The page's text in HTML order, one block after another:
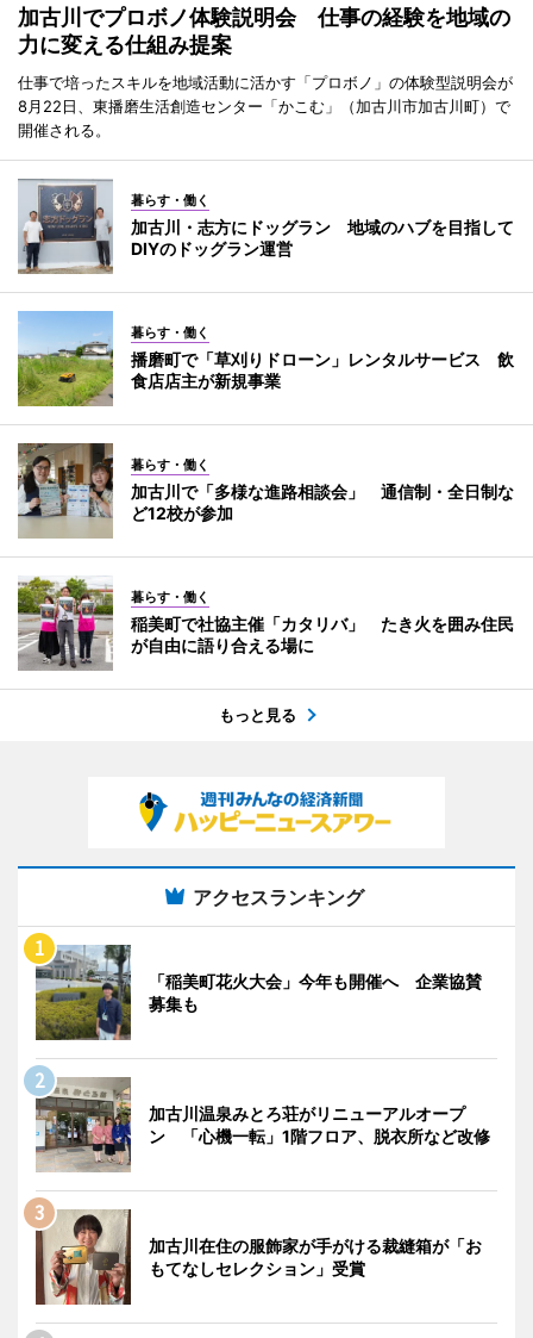
加古川でプロボノ体験説明会 仕事の経験を地域の
力に変える仕組み提案
仕事で培ったスキルを地域活動に活かす「プロボノ」の体験型説明会が
8月22日、東播磨生活創造センター「かこむ」（加古川市加古川町）で
開催される。
暮らす・働く
加古川・志方にドッグラン 地域のハブを目指して
DIYのドッグラン運営
暮らす・働く
播磨町で「草刈りドローン」レンタルサービス 飲
食店店主が新規事業
暮らす・働く
加古川で「多様な進路相談会」 通信制・全日制な
ど12校が参加
暮らす・働く
稲美町で社協主催「カタリバ」 たき火を囲み住民
が自由に語り合える場に
もっと見る
アクセスランキング
「稲美町花火大会」今年も開催へ 企業協賛
募集も
加古川温泉みとろ荘がリニューアルオープ
ン 「心機一転」1階フロア、脱衣所など改修
加古川在住の服飾家が手がける裁縫箱が「お
もてなしセレクション」受賞